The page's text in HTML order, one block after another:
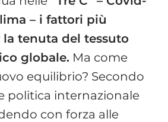
– i fattori più
tenuta del tessuto
globale. Ma come
equilibrio? Secondo
politica internazionale
con forza alle